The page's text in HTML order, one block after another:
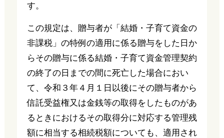
す。
この規定は、贈与者が「結婚・子育て資金の
非課税」の特例の適用に係る贈与をした日か
らその贈与に係る結婚・子育て資金管理契約
の終了の日までの間に死亡した場合におい
て、令和３年４月１日以後にその贈与者から
信託受益権又は金銭等の取得をしたものがあ
るときにおけるその取得分に対応する管理残
額に相当する相続税額についても、適用され